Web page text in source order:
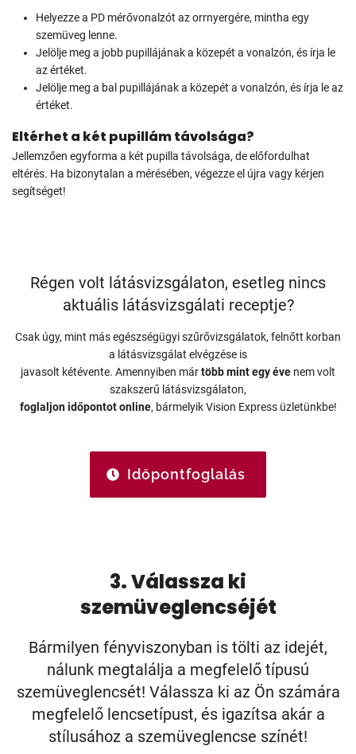
Helyezze a PD mérővonalzót az orrnyergére, mintha egy
szemüveg lenne.
Jelölje meg a jobb pupillájának a közepét a vonalzón, és írja le
az értéket.
Jelölje meg a bal pupillájának a közepét a vonalzón, és írja le az
értéket.
Eltérhet a két pupillám távolsága?
Jellemzően egyforma a két pupilla távolsága, de előfordulhat
eltérés. Ha bizonytalan a mérésében, végezze el újra vagy kérjen
segítséget!
Régen volt látásvizsgálaton, esetleg nincs
aktuális látásvizsgálati receptje?
Csak úgy, mint más egészségügyi szűrővizsgálatok, felnőtt korban
a látásvizsgálat elvégzése is
javasolt kétévente. Amennyiben mártöbb mint egy éve nem volt
szakszerű látásvizsgálaton,
foglaljon időpontot online, bármelyik Vision Express üzletünkbe!
Időpontfoglalás
3. Válassza ki
szemüveglencséjét
Bármilyen fényviszonyban is tölti az idejét,
nálunk megtalálja a megfelelő típusú
szemüveglencsét! Válassza ki az Ön számára
megfelelő lencsetípust, és igazítsa akár a
stílusához a szemüveglencse színét!